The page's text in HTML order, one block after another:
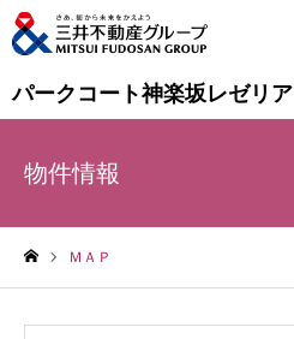
パークコート神楽坂レゼリア
物件情報
ＭＡＰ